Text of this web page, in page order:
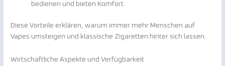
bedienen und bieten Komfort.
Diese Vorteile erklären, warum immer mehr Menschen auf
Vapes umsteigen und klassische Zigaretten hinter sich lassen.
Wirtschaftliche Aspekte und Verfügbarkeit